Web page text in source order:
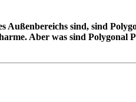
sind, sind
Aber was sind Polygonal